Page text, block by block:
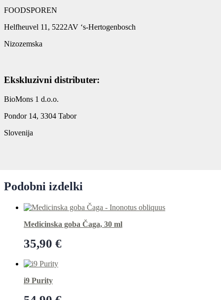
FOODSPOREN
Helfheuvel 11, 5222AV ‘s-Hertogenbosch
Nizozemska
Ekskluzivni distributer:
BioMons 1 d.o.o.
Pondor 14, 3304 Tabor
Slovenija
Podobni izdelki
Medicinska goba Čaga, 30 ml
35,90 €
i9 Purity